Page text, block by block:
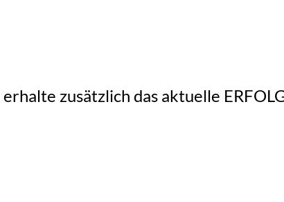
zusätzlich das aktuelle